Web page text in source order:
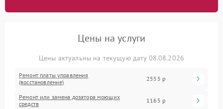
Цены на услуги
Цены актуальны на текущую дату 08.08.2026
Ремонт платы управления
(восстановление)
2555 р
Ремонт или замена дозатора моющих
средств
1165 р